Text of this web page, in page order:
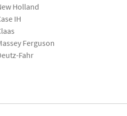
Holland
IH
Ferguson
Fahr